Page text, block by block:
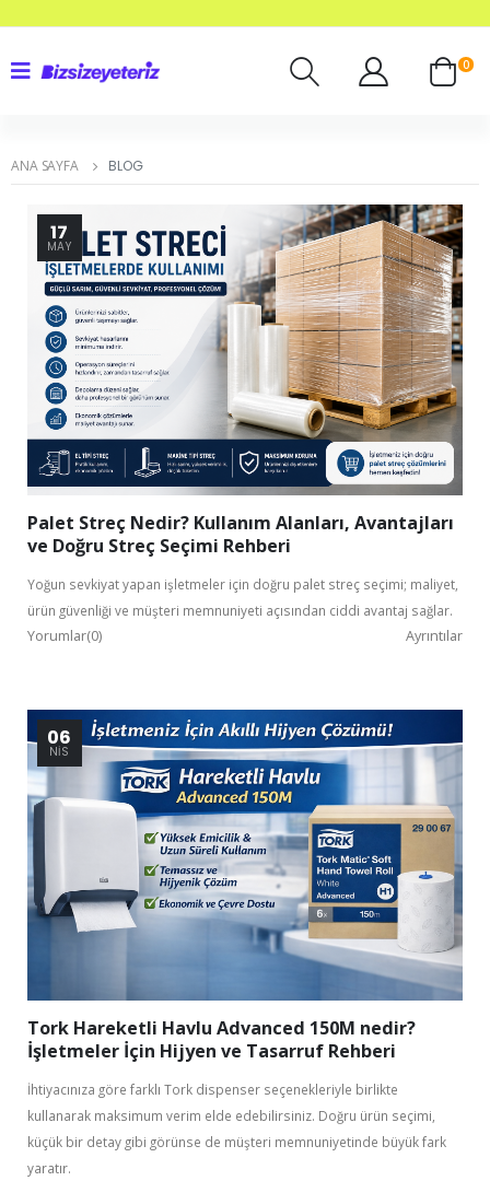
0
ANA SAYFA BLOG
17
MAY
Palet Streç Nedir? Kullanım Alanları, Avantajları
ve Doğru Streç Seçimi Rehberi
Yoğun sevkiyat yapan işletmeler için doğru palet streç seçimi; maliyet,
ürün güvenliği ve müşteri memnuniyeti açısından ciddi avantaj sağlar.
Yorumlar(0) Ayrıntılar
06
NIS
Tork Hareketli Havlu Advanced 150M nedir?
İşletmeler İçin Hijyen ve Tasarruf Rehberi
İhtiyacınıza göre farklı Tork dispenser seçenekleriyle birlikte
kullanarak maksimum verim elde edebilirsiniz. Doğru ürün seçimi,
küçük bir detay gibi görünse de müşteri memnuniyetinde büyük fark
yaratır.